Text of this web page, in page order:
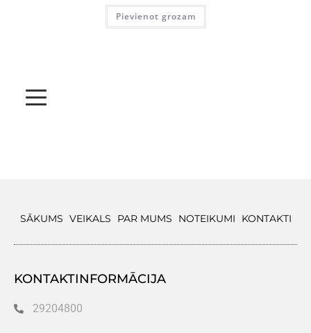
Pievienot grozam
SĀKUMS VEIKALS PAR MUMS NOTEIKUMI KONTAKTI
KONTAKTINFORMĀCIJA
29204800